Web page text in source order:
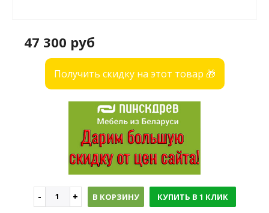
47 300 руб
Получить скидку на этот товар 🎁
В КОРЗИНУ КУПИТЬ В 1 КЛИК